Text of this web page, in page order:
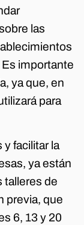
las
importante
ya que, en
para
facilitar la
ya están
talleres de
previa, que
6, 13 y 20